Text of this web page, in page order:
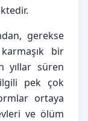
gerekse
bir
yıllar süren
pek çok
ortaya
ve ölüm